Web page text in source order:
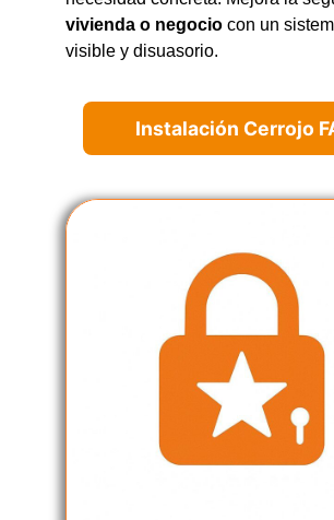
vivienda o negocio con un
visible y disuasorio.
Instalación Cerrojo